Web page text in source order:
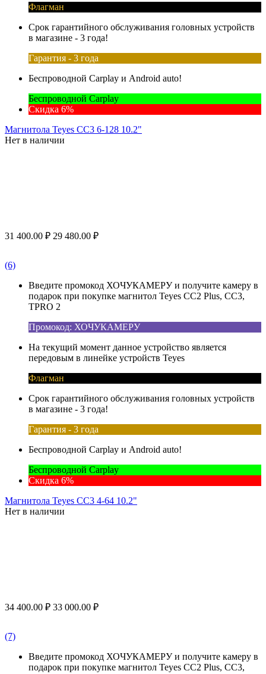
Флагман
Срок гарантийного обслуживания головных устройств
в магазине - 3 года!
Гарантия - 3 года
Беспроводной Carplay и Android auto!
Беспроводной Carplay
Скидка 6%
Магнитола Teyes CC3 6-128 10.2"
Нет в наличии
31 400.00 ₽ 29 480.00 ₽
(6)
Введите промокод ХОЧУКАМЕРУ и получите камеру в
подарок при покупке магнитол Teyes CC2 Plus, CC3,
TPRO 2
Промокод: ХОЧУКАМЕРУ
На текущий момент данное устройство является
передовым в линейке устройств Teyes
Флагман
Срок гарантийного обслуживания головных устройств
в магазине - 3 года!
Гарантия - 3 года
Беспроводной Carplay и Android auto!
Беспроводной Carplay
Скидка 6%
Магнитола Teyes CC3 4-64 10.2"
Нет в наличии
34 400.00 ₽ 33 000.00 ₽
(7)
Введите промокод ХОЧУКАМЕРУ и получите камеру в
подарок при покупке магнитол Teyes CC2 Plus, CC3,